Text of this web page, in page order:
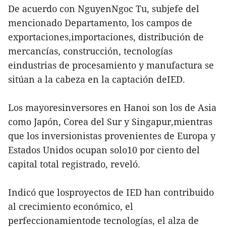
De acuerdo con NguyenNgoc Tu, subjefe del
mencionado Departamento, los campos de
exportaciones,importaciones, distribución de
mercancías, construcción, tecnologías
eindustrias de procesamiento y manufactura se
sitúan a la cabeza en la captación deIED.
Los mayoresinversores en Hanoi son los de Asia
como Japón, Corea del Sur y Singapur,mientras
que los inversionistas provenientes de Europa y
Estados Unidos ocupan solo10 por ciento del
capital total registrado, reveló.
Indicó que losproyectos de IED han contribuido
al crecimiento económico, el
perfeccionamientode tecnologías, el alza de